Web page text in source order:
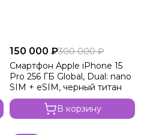
150 000 ₽300 000 ₽
Смартфон Apple iPhone 15
Pro 256 ГБ Global, Dual: nano
SIM + eSIM, черный титан
В корзину